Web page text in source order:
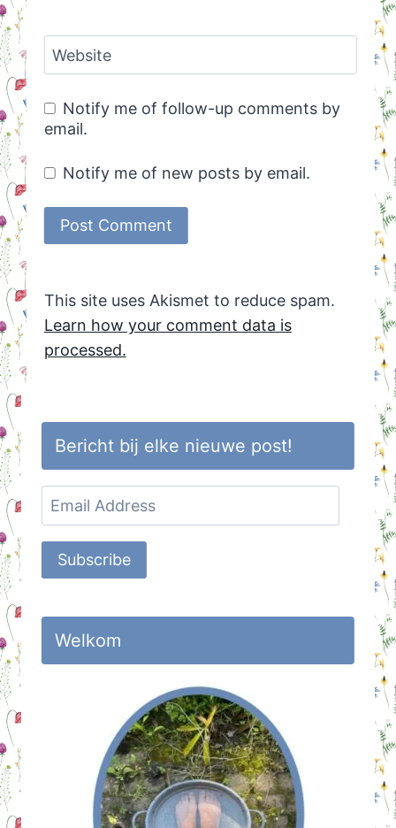
Website
Notify me of follow-up comments by
email.
Notify me of new posts by email.
This site uses Akismet to reduce spam.
Learn how your comment data is
processed.
Bericht bij elke nieuwe post!
Email
Address
Subscribe
Welkom